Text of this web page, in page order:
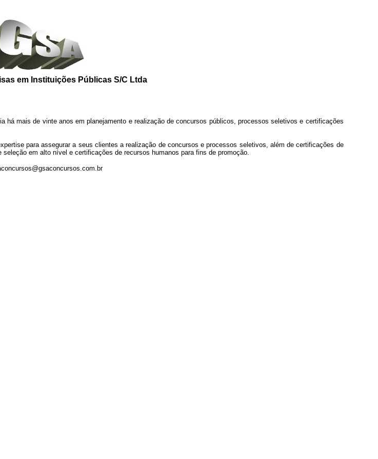
em Instituições Públicas S/C Ltda
há mais de vinte anos em planejamento e realização de concursos públicos, processos seletivos e certificações
para assegurar a seus clientes a realização de concursos e processos seletivos, além de certificações de
em alto nível e certificações de recursos humanos para fins de promoção.